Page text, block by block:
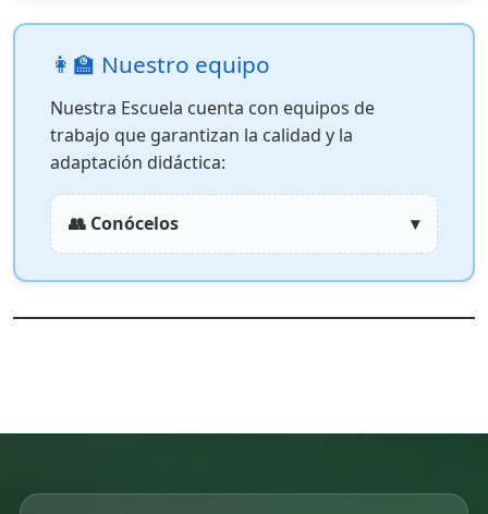
👩‍🏫 Nuestro equipo
Nuestra Escuela cuenta con equipos de
trabajo que garantizan la calidad y la
adaptación didáctica:
👥 Conócelos ▾